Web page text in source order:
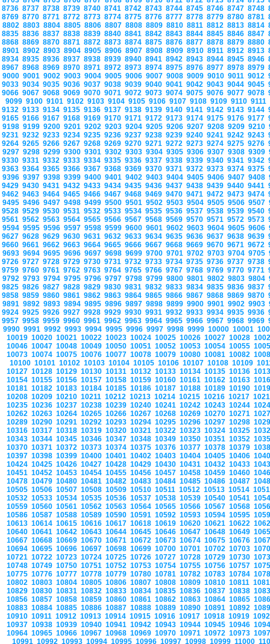
8736 8737 8738 8739 8740 8741 8742 8743 8744 8745 8746 8747 8748
8769 8770 8771 8772 8773 8774 8775 8776 8777 8778 8779 8780 8781
8802 8803 8804 8805 8806 8807 8808 8809 8810 8811 8812 8813 8814
8835 8836 8837 8838 8839 8840 8841 8842 8843 8844 8845 8846 8847
8868 8869 8870 8871 8872 8873 8874 8875 8876 8877 8878 8879 8880
8901 8902 8903 8904 8905 8906 8907 8908 8909 8910 8911 8912 8913
8934 8935 8936 8937 8938 8939 8940 8941 8942 8943 8944 8945 8946
8967 8968 8969 8970 8971 8972 8973 8974 8975 8976 8977 8978 8979
9000 9001 9002 9003 9004 9005 9006 9007 9008 9009 9010 9011 9012
9033 9034 9035 9036 9037 9038 9039 9040 9041 9042 9043 9044 9045
9066 9067 9068 9069 9070 9071 9072 9073 9074 9075 9076 9077 9078
9099 9100 9101 9102 9103 9104 9105 9106 9107 9108 9109 9110 9111
9132 9133 9134 9135 9136 9137 9138 9139 9140 9141 9142 9143 9144
9165 9166 9167 9168 9169 9170 9171 9172 9173 9174 9175 9176 9177
9198 9199 9200 9201 9202 9203 9204 9205 9206 9207 9208 9209 9210
9231 9232 9233 9234 9235 9236 9237 9238 9239 9240 9241 9242 9243
9264 9265 9266 9267 9268 9269 9270 9271 9272 9273 9274 9275 9276
9297 9298 9299 9300 9301 9302 9303 9304 9305 9306 9307 9308 9309
9330 9331 9332 9333 9334 9335 9336 9337 9338 9339 9340 9341 9342
9363 9364 9365 9366 9367 9368 9369 9370 9371 9372 9373 9374 9375
9396 9397 9398 9399 9400 9401 9402 9403 9404 9405 9406 9407 9408
9429 9430 9431 9432 9433 9434 9435 9436 9437 9438 9439 9440 9441
9462 9463 9464 9465 9466 9467 9468 9469 9470 9471 9472 9473 9474
9495 9496 9497 9498 9499 9500 9501 9502 9503 9504 9505 9506 9507
9528 9529 9530 9531 9532 9533 9534 9535 9536 9537 9538 9539 9540
9561 9562 9563 9564 9565 9566 9567 9568 9569 9570 9571 9572 9573
9594 9595 9596 9597 9598 9599 9600 9601 9602 9603 9604 9605 9606
9627 9628 9629 9630 9631 9632 9633 9634 9635 9636 9637 9638 9639
9660 9661 9662 9663 9664 9665 9666 9667 9668 9669 9670 9671 9672
9693 9694 9695 9696 9697 9698 9699 9700 9701 9702 9703 9704 9705
9726 9727 9728 9729 9730 9731 9732 9733 9734 9735 9736 9737 9738
9759 9760 9761 9762 9763 9764 9765 9766 9767 9768 9769 9770 9771
9792 9793 9794 9795 9796 9797 9798 9799 9800 9801 9802 9803 9804
9825 9826 9827 9828 9829 9830 9831 9832 9833 9834 9835 9836 9837
9858 9859 9860 9861 9862 9863 9864 9865 9866 9867 9868 9869 9870
9891 9892 9893 9894 9895 9896 9897 9898 9899 9900 9901 9902 9903
9924 9925 9926 9927 9928 9929 9930 9931 9932 9933 9934 9935 9936
9957 9958 9959 9960 9961 9962 9963 9964 9965 9966 9967 9968 9969
9990 9991 9992 9993 9994 9995 9996 9997 9998 9999 10000 10001
10019 10020 10021 10022 10023 10024 10025 10026 10027 10028
10046 10047 10048 10049 10050 10051 10052 10053 10054 10055
10073 10074 10075 10076 10077 10078 10079 10080 10081 10082
10100 10101 10102 10103 10104 10105 10106 10107 10108 10109
10127 10128 10129 10130 10131 10132 10133 10134 10135 10136
10154 10155 10156 10157 10158 10159 10160 10161 10162 10163
10181 10182 10183 10184 10185 10186 10187 10188 10189 10190
10208 10209 10210 10211 10212 10213 10214 10215 10216 10217
10235 10236 10237 10238 10239 10240 10241 10242 10243 10244
10262 10263 10264 10265 10266 10267 10268 10269 10270 10271
10289 10290 10291 10292 10293 10294 10295 10296 10297 10298
10316 10317 10318 10319 10320 10321 10322 10323 10324 10325
10343 10344 10345 10346 10347 10348 10349 10350 10351 10352
10370 10371 10372 10373 10374 10375 10376 10377 10378 10379
10397 10398 10399 10400 10401 10402 10403 10404 10405 10406
10424 10425 10426 10427 10428 10429 10430 10431 10432 10433
10451 10452 10453 10454 10455 10456 10457 10458 10459 10460
10478 10479 10480 10481 10482 10483 10484 10485 10486 10487
10505 10506 10507 10508 10509 10510 10511 10512 10513 10514
10532 10533 10534 10535 10536 10537 10538 10539 10540 10541
10559 10560 10561 10562 10563 10564 10565 10566 10567 10568
10586 10587 10588 10589 10590 10591 10592 10593 10594 10595
10613 10614 10615 10616 10617 10618 10619 10620 10621 10622
10640 10641 10642 10643 10644 10645 10646 10647 10648 10649
10667 10668 10669 10670 10671 10672 10673 10674 10675 10676
10694 10695 10696 10697 10698 10699 10700 10701 10702 10703
10721 10722 10723 10724 10725 10726 10727 10728 10729 10730
10748 10749 10750 10751 10752 10753 10754 10755 10756 10757
10775 10776 10777 10778 10779 10780 10781 10782 10783 10784
10802 10803 10804 10805 10806 10807 10808 10809 10810 10811
10829 10830 10831 10832 10833 10834 10835 10836 10837 10838
10856 10857 10858 10859 10860 10861 10862 10863 10864 10865
10883 10884 10885 10886 10887 10888 10889 10890 10891 10892
10910 10911 10912 10913 10914 10915 10916 10917 10918 10919
10937 10938 10939 10940 10941 10942 10943 10944 10945 10946
10964 10965 10966 10967 10968 10969 10970 10971 10972 10973
10991 10992 10993 10994 10995 10996 10997 10998 10999 11000